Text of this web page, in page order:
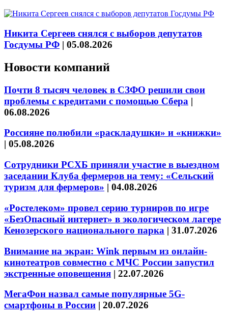
Никита Сергеев снялся с выборов депутатов
Госдумы РФ | 05.08.2026
Новости компаний
Почти 8 тысяч человек в СЗФО решили свои
проблемы с кредитами с помощью Сбера |
06.08.2026
Россияне полюбили «раскладушки» и «книжки»
| 05.08.2026
Сотрудники РСХБ приняли участие в выездном
заседании Клуба фермеров на тему: «Сельский
туризм для фермеров» | 04.08.2026
«Ростелеком» провел серию турниров по игре
«БезОпасный интернет» в экологическом лагере
Кенозерского национального парка | 31.07.2026
Внимание на экран: Wink первым из онлайн-
кинотеатров совместно с МЧС России запустил
экстренные оповещения | 22.07.2026
МегаФон назвал самые популярные 5G-
смартфоны в России | 20.07.2026